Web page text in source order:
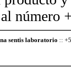
número
sentis laboratorio ::